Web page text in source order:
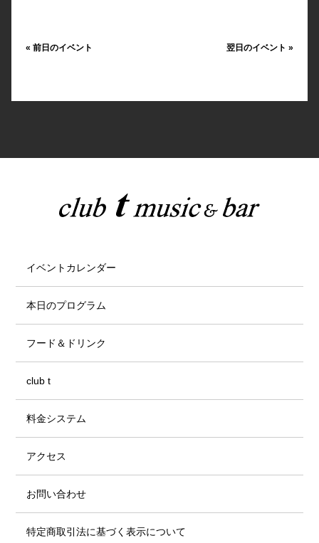
« 前日のイベント 翌日のイベント»
イベントカレンダー
本日のプログラム
フード＆ドリンク
club t
料金システム
アクセス
お問い合わせ
特定商取引法に基づく表示について